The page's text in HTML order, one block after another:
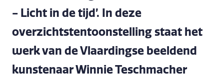
- Licht in de tijd’. In deze
overzichtstentoonstelling staat het
werk van de Vlaardingse beeldend
kunstenaar Winnie Teschmacher